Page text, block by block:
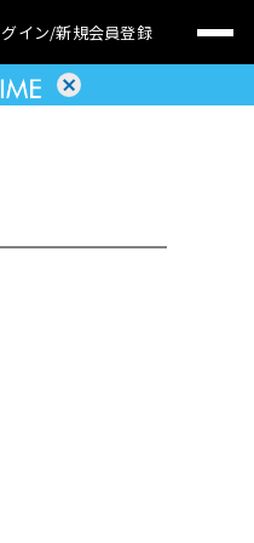
イン 新規会員登録